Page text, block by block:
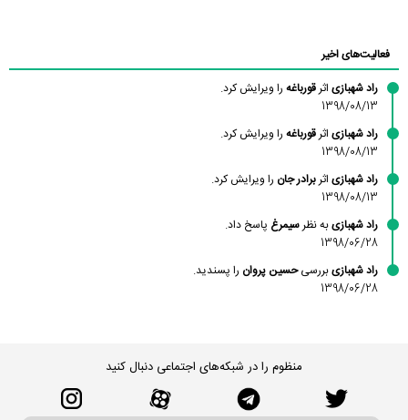
فعالیت‌های اخیر
راد شهبازی اثرقورباغه را ویرایش کرد.
1398/08/13
راد شهبازی اثرقورباغه را ویرایش کرد.
1398/08/13
راد شهبازی اثربرادر جان را ویرایش کرد.
1398/08/13
راد شهبازیبه نظرسیمرغ پاسخ داد.
1398/06/28
راد شهبازیبررسیحسین پروان را پسندید.
1398/06/28
منظوم را در شبکه‌های اجتماعی دنبال کنید